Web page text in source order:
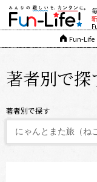
Fun-Life
著者別で探
著者別で探す